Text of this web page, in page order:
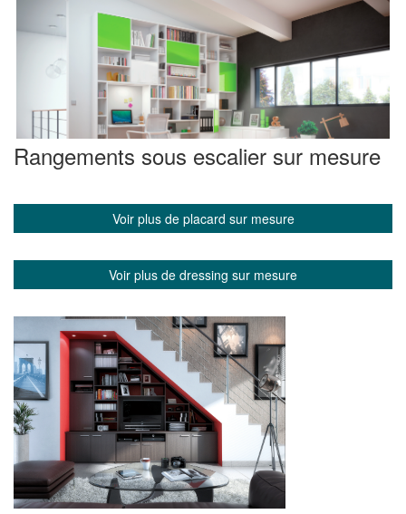
Rangements sous escalier sur mesure
Voir plus de placard sur mesure
Voir plus de dressing sur mesure